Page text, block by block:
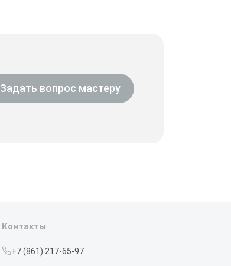
Задать вопрос мастеру
Контакты
+7 (861) 217-65-97